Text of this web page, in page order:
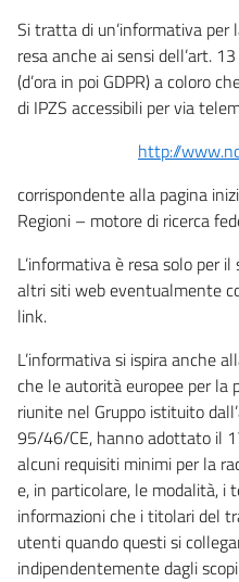
Si tratta di un’informativa per
resa anche ai sensi dell’art.
(d’ora in poi GDPR) a coloro
di IPZS accessibili per via
http://
corrispondente alla pagina
Regioni – motore di ricerca
L’informativa è resa solo per
altri siti web eventualmente
link.
L’informativa si ispira anche
che le autorità europee per la
riunite nel Gruppo istituito
95/46/CE, hanno adottato il
alcuni requisiti minimi per la
e, in particolare, le modalità, i
informazioni che i titolari del
utenti quando questi si
indipendentemente dagli